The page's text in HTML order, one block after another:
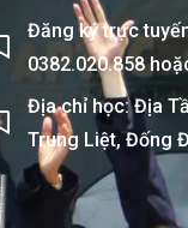
Đăng ký trực
0382.020.858
Địa chỉ học: Địa
Trung Liệt, Đống